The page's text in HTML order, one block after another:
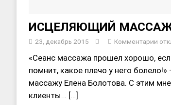
ИСЦЕЛЯЮЩИЙ
23, декабрь 2015 Комментарии
«Сеанс массажа прошел хорошо,
помнит, какое плечо у него
массажу Елена Болотова. С этим
клиенты… […]